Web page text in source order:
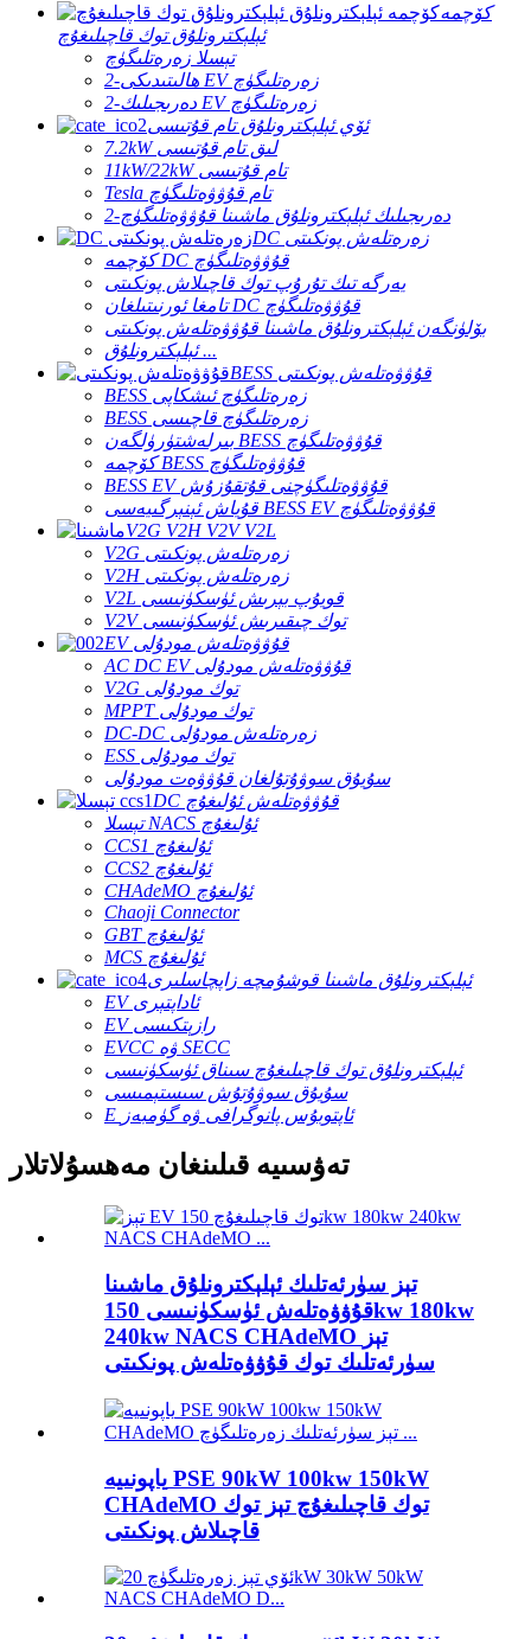
كۆچمە
ئېلېكترونلۇق توك قاچىلىغۇچ
تېسلا زەرەتلىگۈچ
2-ھالىتىدىكى EV زەرەتلىگۈچ
2-دەرىجىلىك EV زەرەتلىگۈچ
ئۆي ئېلېكترونلۇق تام قۇتىسى
7.2kW لىق تام قۇتىسى
11kW/22kW تام قۇتىسى
Tesla تام قۇۋۋەتلىگۈچ
2-دەرىجىلىك ئېلېكترونلۇق ماشىنا قۇۋۋەتلىگۈچ
DC زەرەتلەش پونكىتى
كۆچمە DC قۇۋۋەتلىگۈچ
يەرگە تىك تۇرۇپ توك قاچىلاش پونكىتى
تامغا ئورنىتىلغان DC قۇۋۋەتلىگۈچ
بۆلۈنگەن ئېلېكترونلۇق ماشىنا قۇۋۋەتلەش پونكىتى
ئېلېكترونلۇق ...
BESS قۇۋۋەتلەش پونكىتى
BESS زەرەتلىگۈچ ئىشكاپى
BESS زەرەتلىگۈچ قاچىسى
بىرلەشتۈرۈلگەن BESS قۇۋۋەتلىگۈچ
كۆچمە BESS قۇۋۋەتلىگۈچ
BESS EV قۇۋۋەتلىگۈچنى قۇتقۇزۇش
قۇياش ئېنېرگىيەسى BESS EV قۇۋۋەتلىگۈچ
V2G V2H V2V V2L
V2G زەرەتلەش پونكىتى
V2H زەرەتلەش پونكىتى
V2L قويۇپ بېرىش ئۈسكۈنىسى
V2V توك چىقىرىش ئۈسكۈنىسى
EV قۇۋۋەتلەش مودۇلى
AC DC EV قۇۋۋەتلەش مودۇلى
V2G توك مودۇلى
MPPT توك مودۇلى
DC-DC زەرەتلەش مودۇلى
ESS توك مودۇلى
سۇيۇق سوۋۇتۇلغان قۇۋۋەت مودۇلى
DC قۇۋۋەتلەش ئۇلىغۇچ
تېسلا NACS ئۇلىغۇچ
CCS1 ئۇلىغۇچ
CCS2 ئۇلىغۇچ
CHAdeMO ئۇلىغۇچ
Chaoji Connector
GBT ئۇلىغۇچ
MCS ئۇلىغۇچ
ئېلېكترونلۇق ماشىنا قوشۇمچە زاپچاسلىرى
EV ئاداپتېرى
EV رازېتكىسى
EVCC ۋە SECC
ئېلېكترونلۇق توك قاچىلىغۇچ سىناق ئۈسكۈنىسى
سۇيۇق سوۋۇتۇش سىستېمىسى
E ئاپتوبۇس پانوگرافى ۋە گۈمبەز
تەۋسىيە قىلىنغان مەھسۇلاتلار
تېز سۈرئەتلىك ئېلېكترونلۇق ماشىنا
قۇۋۋەتلەش ئۈسكۈنىسى 150kw 180kw
240kw NACS CHAdeMO تېز
سۈرئەتلىك توك قۇۋۋەتلەش پونكىتى
ياپونىيە PSE 90kW 100kw 150kW
CHAdeMO توك قاچىلىغۇچ تېز توك
قاچىلاش پونكىتى